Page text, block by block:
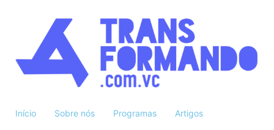
Início Sobre nós Programas Artigos